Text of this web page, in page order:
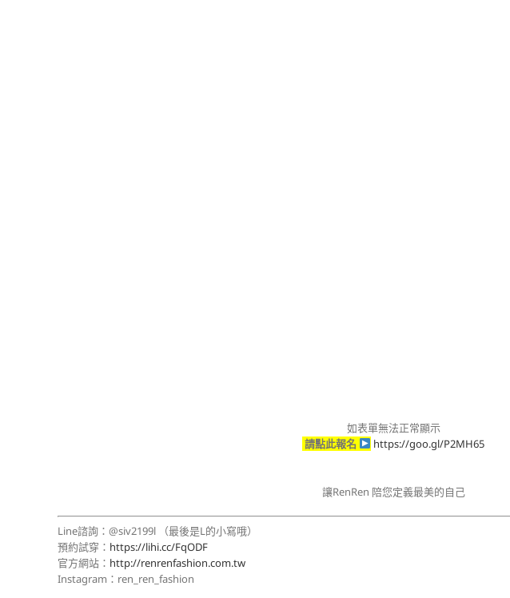
如表單無法正常顯示
請點此報名 https://goo.gl/P2MH65
讓RenRen 陪您定義最美的自己
Line諮詢：@siv2199l （最後是L的小寫哦）
預約試穿： https://lihi.cc/FqODF
官方網站： http://renrenfashion.com.tw
Instagram：ren_ren_fashion